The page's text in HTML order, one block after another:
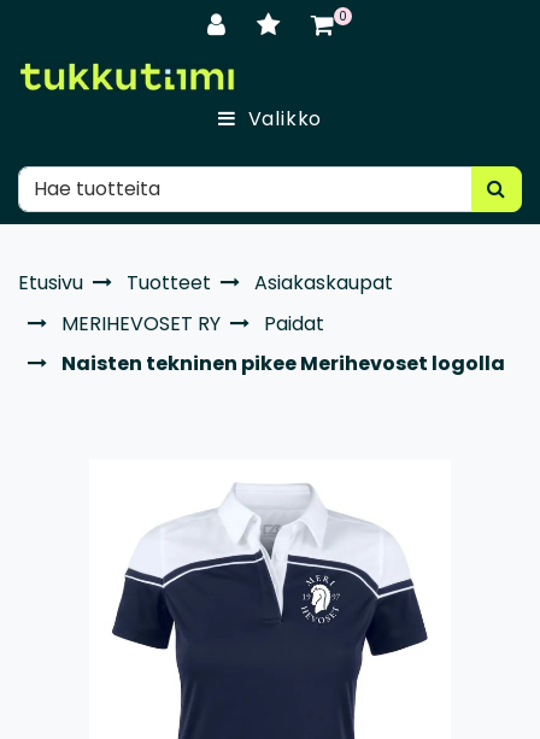
0
Valikko
Etusivu Tuotteet
Asiakaskaupat
MERIHEVOSET RY
Paidat
Naisten tekninen pikee Merihevoset logolla